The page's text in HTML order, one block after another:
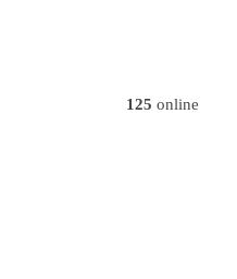
125 online